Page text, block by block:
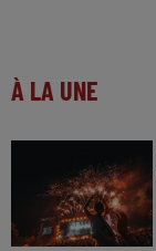
À LA UNE